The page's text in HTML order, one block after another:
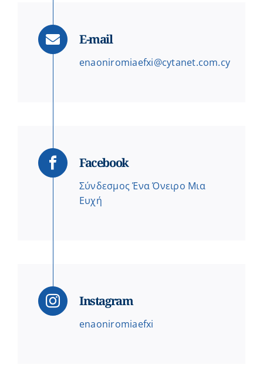
E-mail
enaoniromiaefxi@cytanet.com.cy
Facebook
Σύνδεσμος Ένα Όνειρο Μια
Ευχή
Instagram
enaoniromiaefxi